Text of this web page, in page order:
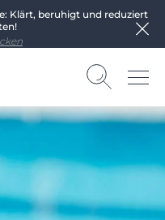
Klärt, beruhigt und reduziert